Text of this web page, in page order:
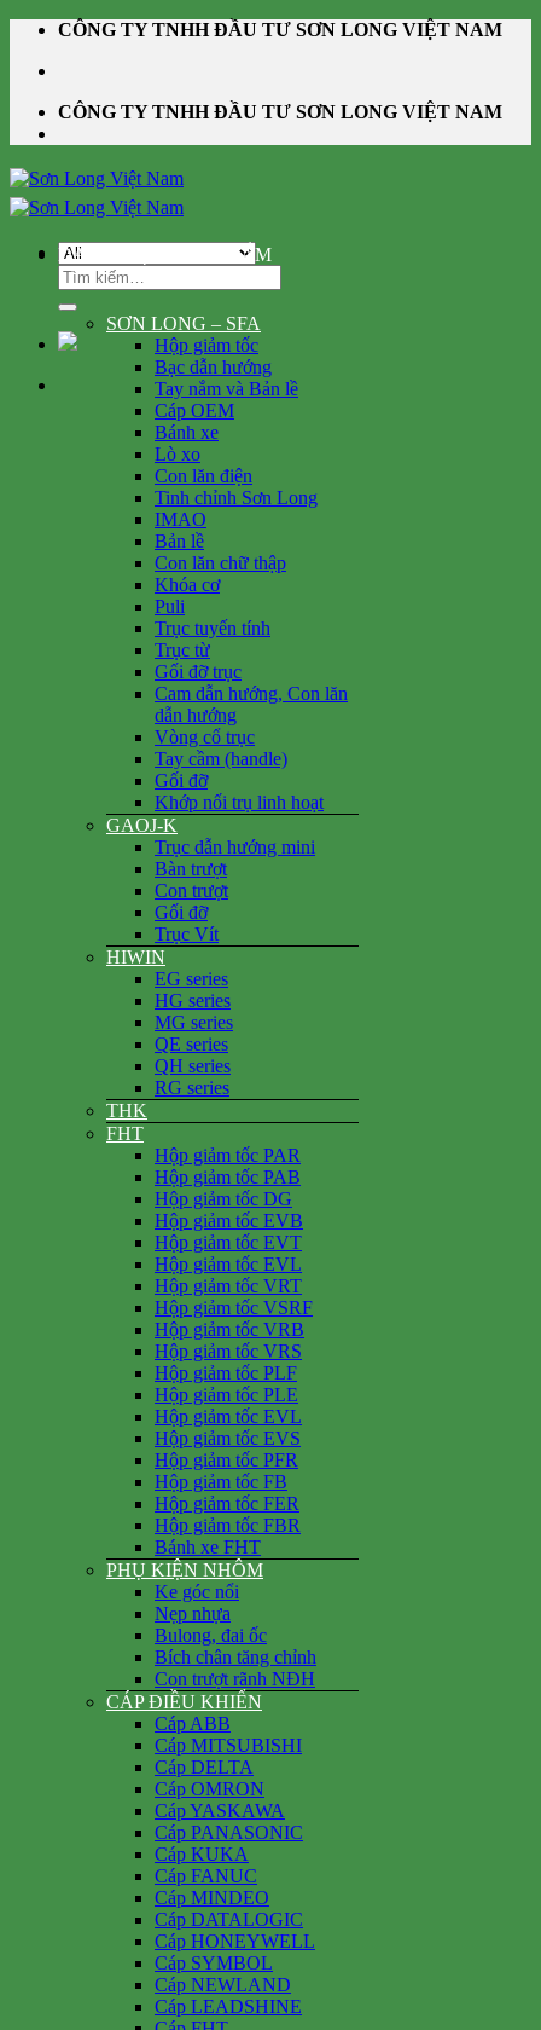
Skip
content
CÔNG TY TNHH ĐẦU TƯ SƠN LONG VIỆT NAM
CÔNG TY TNHH ĐẦU TƯ SƠN LONG VIỆT NAM
Tìm
kiếm:
DANH MỤC SẢN PHẨM
SƠN LONG – SFA
Hộp giảm tốc
Bạc dẫn hướng
Tay nắm và Bản lề
Cáp OEM
Bánh xe
Lò xo
Con lăn điện
Tinh chỉnh Sơn Long
IMAO
Bản lề
Con lăn chữ thập
Khóa cơ
Puli
Trục tuyến tính
Trục từ
Gối đỡ trục
Cam dẫn hướng, Con lăn
dẫn hướng
Vòng cổ trục
Tay cầm (handle)
Gối đỡ
Khớp nối trụ linh hoạt
GAOJ-K
Trục dẫn hướng mini
Bàn trượt
Con trượt
Gối đỡ
Trục Vít
HIWIN
EG series
HG series
MG series
QE series
QH series
RG series
THK
FHT
Hộp giảm tốc PAR
Hộp giảm tốc PAB
Hộp giảm tốc DG
Hộp giảm tốc EVB
Hộp giảm tốc EVT
Hộp giảm tốc EVL
Hộp giảm tốc VRT
Hộp giảm tốc VSRF
Hộp giảm tốc VRB
Hộp giảm tốc VRS
Hộp giảm tốc PLF
Hộp giảm tốc PLE
Hộp giảm tốc EVL
Hộp giảm tốc EVS
Hộp giảm tốc PFR
Hộp giảm tốc FB
Hộp giảm tốc FER
Hộp giảm tốc FBR
Bánh xe FHT
PHỤ KIỆN NHÔM
Ke góc nổi
Nẹp nhựa
Bulong, đai ốc
Bích chân tăng chỉnh
Con trượt rãnh NĐH
CÁP ĐIỀU KHIỂN
Cáp ABB
Cáp MITSUBISHI
Cáp DELTA
Cáp OMRON
Cáp YASKAWA
Cáp PANASONIC
Cáp KUKA
Cáp FANUC
Cáp MINDEO
Cáp DATALOGIC
Cáp HONEYWELL
Cáp SYMBOL
Cáp NEWLAND
Cáp LEADSHINE